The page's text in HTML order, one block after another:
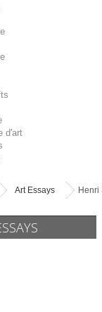
d'art
Art Essays Henri